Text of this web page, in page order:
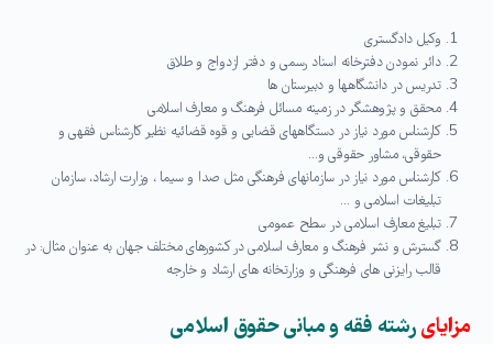
وکیل‌ دادگستری‌
دائر نمودن دفترخانه‌ اسناد رسمی‌ و دفتر ازدواج‌ و طلاق‌
تدریس در دانشگاهها و دبیرستان ها
محقق و پژوهشگر در زمینه مسائل فرهنگ و معارف اسلامی
كارشناس مورد نیاز در دستگاههای قضایی و قوه قضائیه نظیر كارشناس فقهی و
حقوقی، مشاور حقوقی و…
كارشناس مورد نیاز در سازمانهای فرهنگی مثل صدا و سیما ، وزارت ارشاد، سازمان
تبلیغات اسلامی و …
تبلیغ معارف اسلامی در سطح عمومی
گسترش و نشر فرهنگ و معارف اسلامی در کشورهای مختلف جهان به عنوان مثال: در
قالب رایزنی های فرهنگی و وزارتخانه های ارشاد و خارجه
مزایایرشته فقه و مبانی حقوق اسلامی